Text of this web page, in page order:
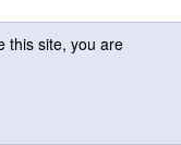
this site, you are